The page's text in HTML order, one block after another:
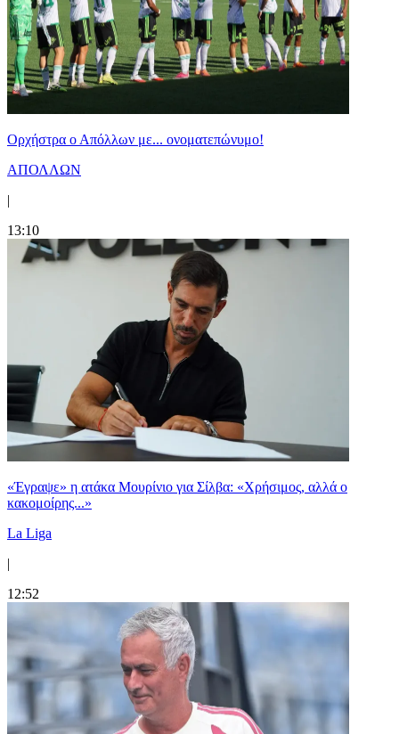
Ορχήστρα o Aπόλλων με... ονοματεπώνυμο!
ΑΠΟΛΛΩΝ
|
13:10
«Έγραψε» η ατάκα Μουρίνιο για Σίλβα: «Χρήσιμος, αλλά ο
κακομοίρης...»
La Liga
|
12:52